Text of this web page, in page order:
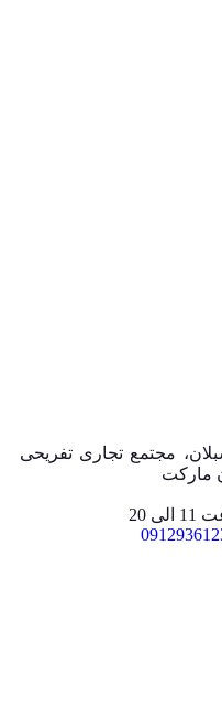
مجتمع تجاری تفریحی
20